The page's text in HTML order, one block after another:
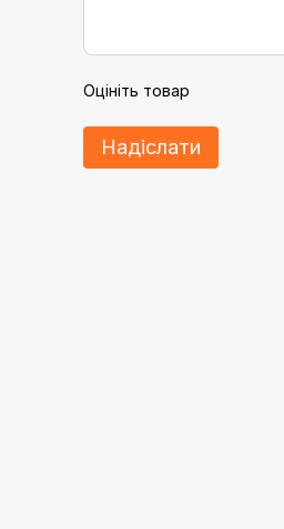
Оцініть товар
Надіслати